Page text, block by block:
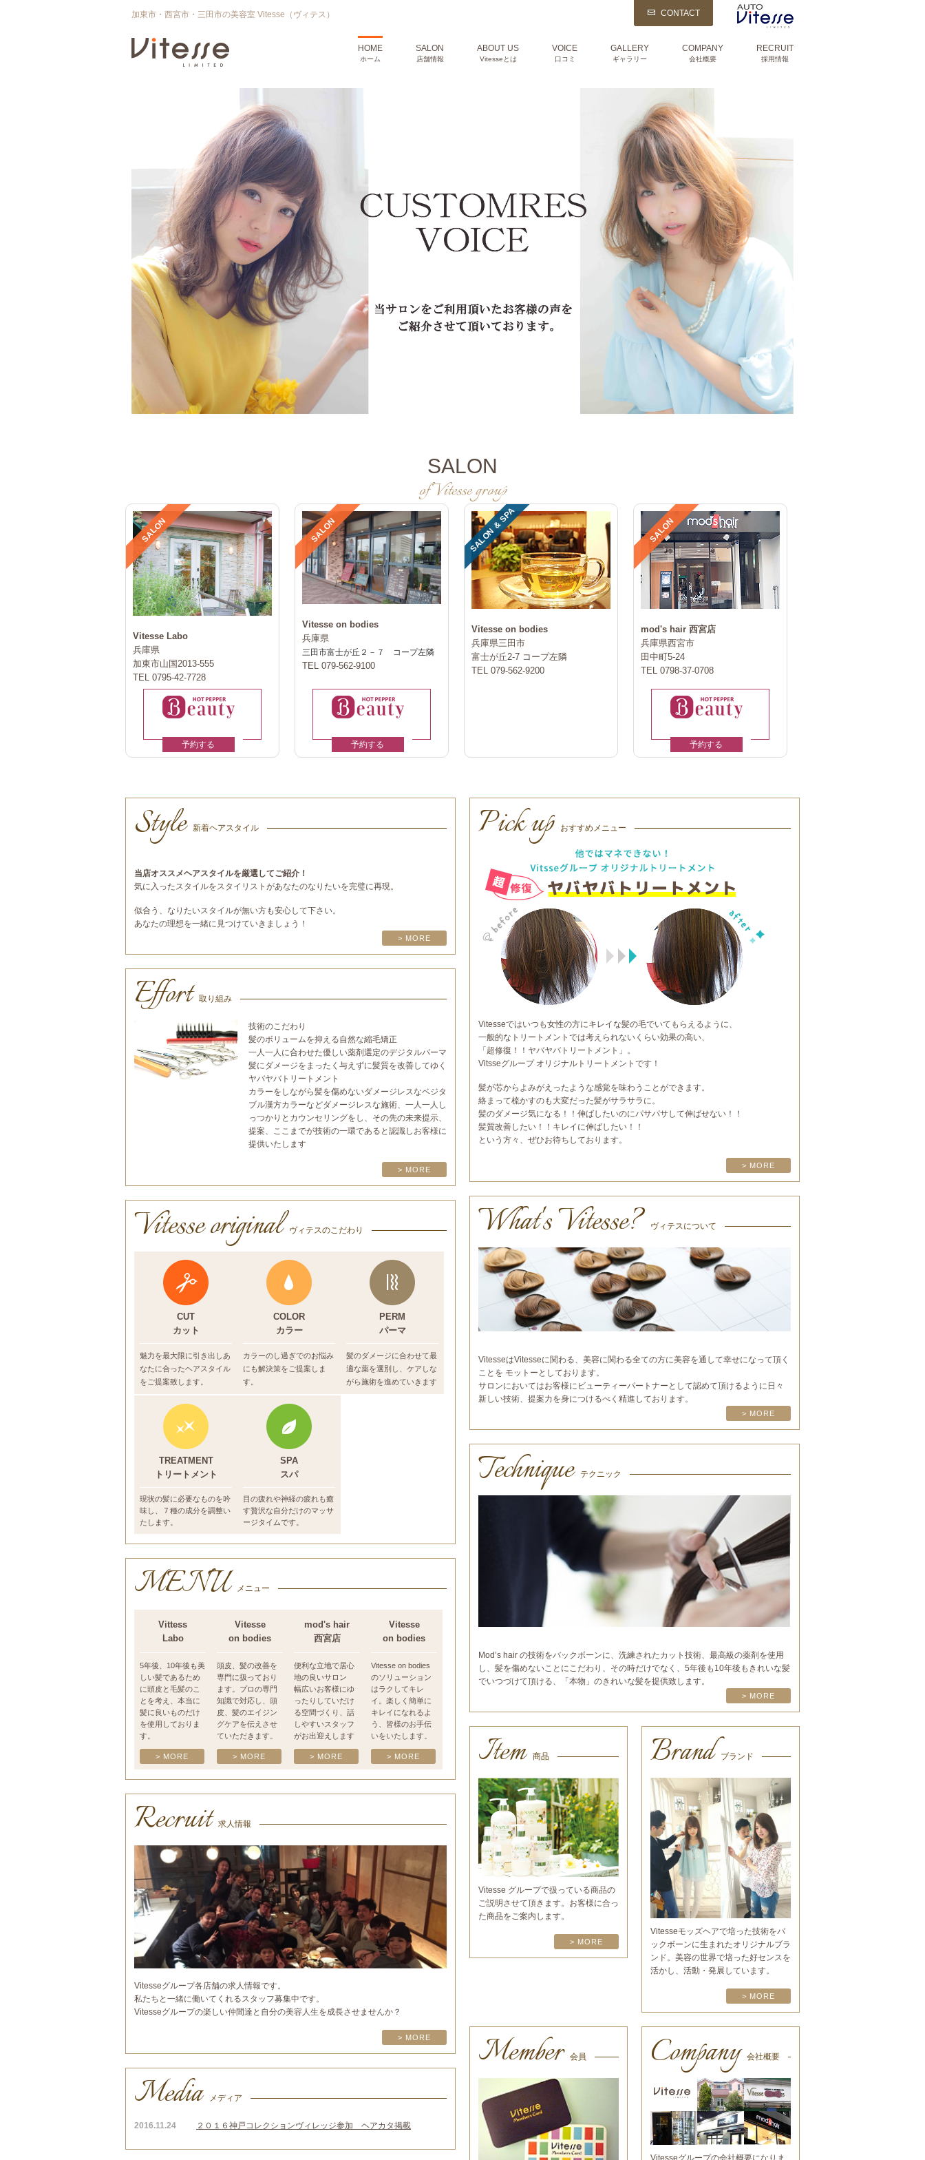
加東市・西宮市・三田市の美容室 Vitesse（ヴィテス） CONTACT
HOME
ホーム
SALON
店舗情報
ABOUT US
Vitesseとは
VOICE
口コミ
GALLERY
ギャラリー
COMPANY
会社概要
RECRUIT
採用情報
SALON
of Vitesse group
Vitesse Labo
SALON
兵庫県
加東市山国2013-555
TEL 0795-42-7728
予約する
Vitesse on bodies
SALON
兵庫県
三田市富士が丘２－７ コープ左隣
TEL 079-562-9100
予約する
Vitesse on bodies
SALON & SPA
兵庫県三田市
富士が丘2-7 コープ左隣
TEL 079-562-9200
mod's hair 西宮店
SALON
兵庫県西宮市
田中町5-24
TEL 0798-37-0708
予約する
Style 新着ヘアスタイル
当店オススメヘアスタイルを厳選してご紹介！
気に入ったスタイルをスタイリストがあなたのなりたいを完璧に再現。
似合う、なりたいスタイルが無い方も安心して下さい。
あなたの理想を一緒に見つけていきましょう！
> MORE
Effort 取り組み
技術のこだわり
髪のボリュームを抑える自然な縮毛矯正
一人一人に合わせた優しい薬剤選定のデジタルパーマ
髪にダメージをまったく与えずに髪質を改善してゆく
ヤバヤバトリートメント
カラーをしながら髪を傷めないダメージレスなベジタ
ブル漢方カラーなどダメージレスな施術、一人一人し
っつかりとカウンセリングをし、その先の未来提示、
提案、ここまでが技術の一環であると認識しお客様に
提供いたします
> MORE
Vitesse original ヴィテスのこだわり
CUT
カット
魅力を最大限に引き出しあ
なたに合ったヘアスタイル
をご提案致します。
COLOR
カラー
カラーのし過ぎでのお悩み
にも解決策をご提案しま
す。
PERM
パーマ
髪のダメージに合わせて最
適な薬を選別し、 ケアしな
がら施術を進めていきます
TREATMENT
トリートメント
現状の髪に必要なものを吟
味し、７種の成分を調整い
たします。
SPA
スパ
目の疲れや神経の疲れも癒
す贅沢な自分だけのマッサ
ージタイムです。
MENU メニュー
Vittess
Labo
5年後、10年後も美
しい髪であるため
に頭皮と毛髪のこ
とを考え、本当に
髪に良いものだけ
を使用しておりま
す。
> MORE
Vitesse
on bodies
頭皮、髪の改善を
専門に扱っており
ます。プロの専門
知識で対応し、頭
皮、髪のエイジン
グケアを伝えさせ
ていただきます。
> MORE
mod's hair
西宮店
便利な立地で居心
地の良いサロン
幅広いお客様にゆ
ったりしていだけ
る空間づくり、話
しやすいスタッフ
がお出迎えします
> MORE
Vitesse
on bodies
Vitesse on bodies
のソリューション
はラクしてキレ
イ。楽しく簡単に
キレイになれるよ
う、皆様のお手伝
いをいたします。
> MORE
Recruit 求人情報
Vitesseグループ各店舗の求人情報です。
私たちと一緒に働いてくれるスタッフ募集中です。
Vitesseグループの楽しい仲間達と自分の美容人生を成長させませんか？
> MORE
Media メディア
2016.11.24 ２０１６神戸コレクションヴィレッジ参加 ヘアカタ掲載
Pick up おすすめメニュー
Vitesseではいつも女性の方にキレイな髪の毛でいてもらえるように、
一般的なトリートメントでは考えられないくらい効果の高い、
「超修復！！ヤバヤバトリートメント」。
Vitsseグループ オリジナルトリートメントです！
髪が芯からよみがえったような感覚を味わうことができます。
絡まって梳かすのも大変だった髪がサラサラに。
髪のダメージ気になる！！伸ばしたいのにパサパサして伸ばせない！！
髪質改善したい！！キレイに伸ばしたい！！
という方々、ぜひお待ちしております。
> MORE
What's Vitesse? ヴィテスについて
VitesseはVitesseに関わる、美容に関わる全ての方に美容を通して幸せになって頂く
ことを モットーとしております。
サロンにおいてはお客様にビューティーパートナーとして認めて頂けるように日々
新しい技術、提案力を身につけるべく精進しております。
> MORE
Technique テクニック
Mod’s hair の技術をバックボーンに、洗練されたカット技術、最高級の薬剤を使用
し、髪を傷めないことにこだわり、その時だけでなく、5年後も10年後もきれいな髪
でいつづけて頂ける、「本物」のきれいな髪を提供致します。
> MORE
Item 商品
Vitesse グループで扱っている商品の
ご説明させて頂きます。お客様に合っ
た商品をご案内します。
> MORE
Brand ブランド
Vitesseモッズヘアで培った技術をバ
ックボーンに生まれたオリジナルブラ
ンド。美容の世界で培った好センスを
活かし、活動・発展しています。
> MORE
Member 会員 Company 会社概要
Vitesseグループの会社概要になりま